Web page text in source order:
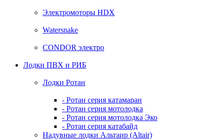
Электромоторы HDX
Watersnake
CONDOR электро
Лодки ПВХ и РИБ
Лодки Ротан
- Ротан серия катамаран
- Ротан серия мотолодка
- Ротан серия мотолодка Эко
- Ротан серия катабайд
Надувные лодки Альтаир (Altair)